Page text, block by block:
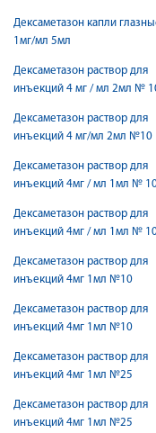
Дексаметазон капли
1мг/мл 5мл
Дексаметазон раствор для
инъекций 4 мг / мл 2мл №
Дексаметазон раствор для
инъекций 4 мг/мл 2мл №10
Дексаметазон раствор для
инъекций 4мг / мл 1мл №
Дексаметазон раствор для
инъекций 4мг / мл 1мл №
Дексаметазон раствор для
инъекций 4мг 1мл №10
Дексаметазон раствор для
инъекций 4мг 1мл №10
Дексаметазон раствор для
инъекций 4мг 1мл №25
Дексаметазон раствор для
инъекций 4мг 1мл №25